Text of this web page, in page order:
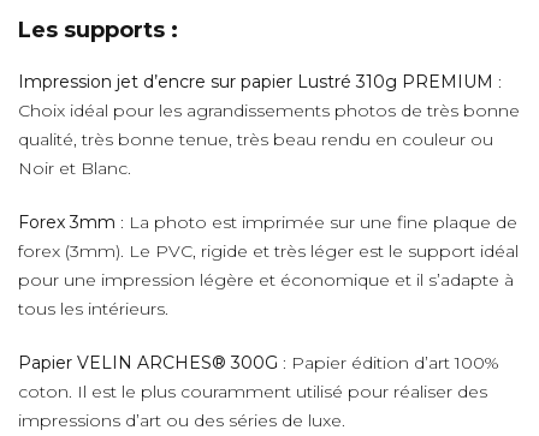
Les supports :
Impression jet d’encre sur papier Lustré 310g PREMIUM :
Choix idéal pour les agrandissements photos de très bonne
qualité, très bonne tenue, très beau rendu en couleur ou
Noir et Blanc.
Forex 3mm : La photo est imprimée sur une fine plaque de
forex (3mm). Le PVC, rigide et très léger est le support idéal
pour une impression légère et économique et il s’adapte à
tous les intérieurs.
Papier VELIN ARCHES® 300G : Papier édition d’art 100%
coton. Il est le plus couramment utilisé pour réaliser des
impressions d’art ou des séries de luxe.